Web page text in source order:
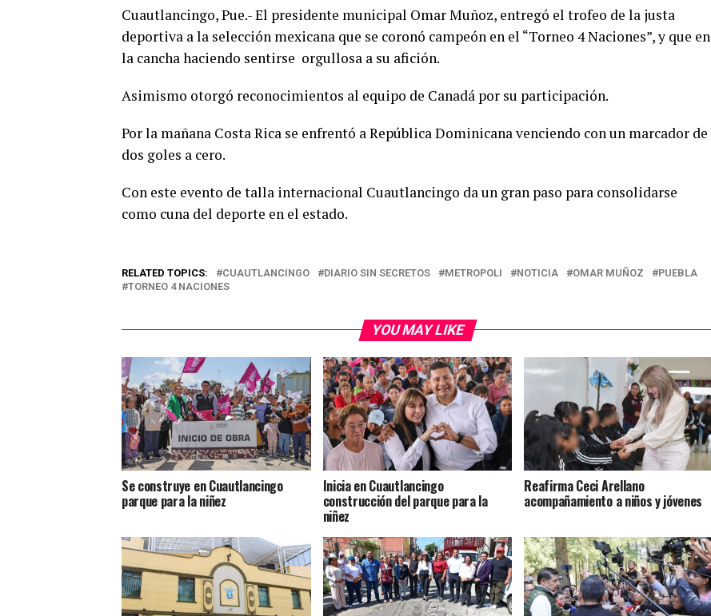
Cuautlancingo, Pue.- El presidente municipal Omar Muñoz, entregó el trofeo de la justa
deportiva a la selección mexicana que se coronó campeón en el “Torneo 4 Naciones”, y que en
la cancha haciendo sentirse orgullosa a su afición.
Asimismo otorgó reconocimientos al equipo de Canadá por su participación.
Por la mañana Costa Rica se enfrentó a República Dominicana venciendo con un marcador de
dos goles a cero.
Con este evento de talla internacional Cuautlancingo da un gran paso para consolidarse
como cuna del deporte en el estado.
RELATED TOPICS: CUAUTLANCINGO DIARIO SIN SECRETOS METROPOLI NOTICIA OMAR MUÑOZ
PUEBLA
TORNEO 4 NACIONES
YOU MAY LIKE
Se construye en Cuautlancingo
parque para la niñez
Inicia en Cuautlancingo
construcción del parque para la
niñez
Reafirma Ceci Arellano
acompañamiento a niños y jóvenes